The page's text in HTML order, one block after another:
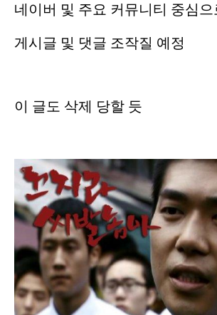
네이버 및 주요 커뮤니티 중심으
게시글 및 댓글 조작질 예정
이 글도 삭제 당할 듯